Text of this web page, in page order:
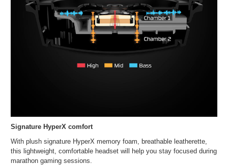
Signature HyperX comfort
With plush signature HyperX memory foam, breathable leatherette,
this lightweight, comfortable headset will help you stay focused during
marathon gaming sessions.